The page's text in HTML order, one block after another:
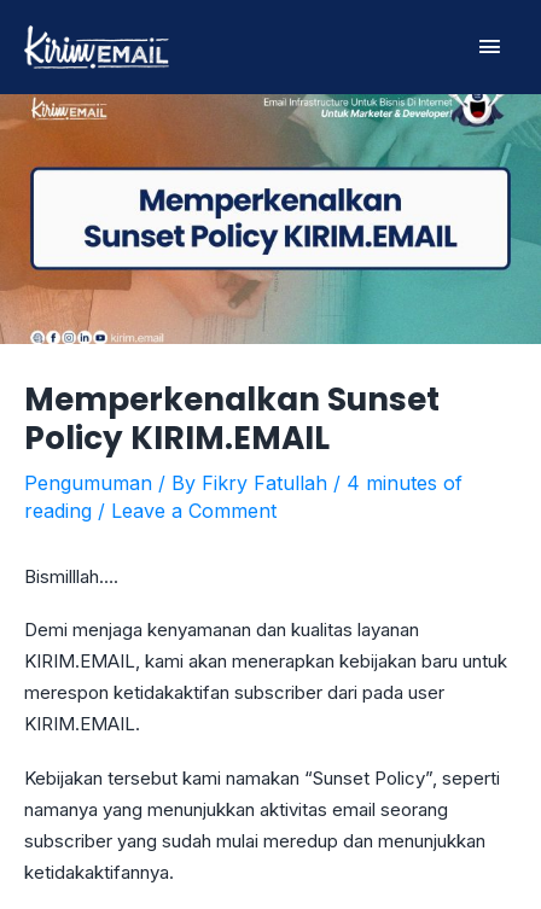
content
Main
Memperkenalkan Sunset
Policy KIRIM.EMAIL
Pengumuman / By Fikry Fatullah / 4 minutes of
reading / Leave a Comment
Bismilllah….
Demi menjaga kenyamanan dan kualitas layanan
KIRIM.EMAIL, kami akan menerapkan kebijakan baru untuk
merespon ketidakaktifan subscriber dari pada user
KIRIM.EMAIL.
Kebijakan tersebut kami namakan “Sunset Policy”, seperti
namanya yang menunjukkan aktivitas email seorang
subscriber yang sudah mulai meredup dan menunjukkan
ketidakaktifannya.